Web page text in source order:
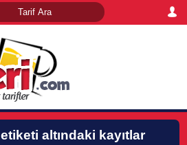
etiketi altındaki kayıtlar